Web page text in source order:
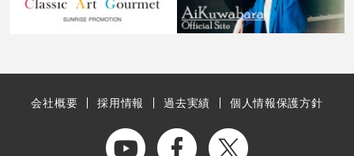
会社概要 採用情報 過去実績 個人情報保護方針